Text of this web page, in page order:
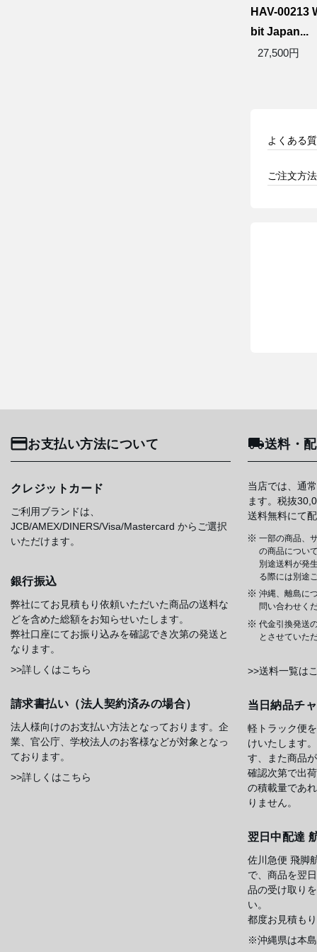
HAV-00213
bit Japan...
27,500円
よくある
ご注文方
お支払い方法について
クレジットカード
ご利用ブランドは、
JCB/AMEX/DINERS/Visa/Mastercard からご選択
いただけます。
銀行振込
弊社にてお見積もり依頼いただいた商品の送料な
どを含めた総額をお知らせいたします。
弊社口座にてお振り込みを確認でき次第の発送と
なります。
>>詳しくはこちら
請求書払い（法人契約済みの場合）
法人様向けのお支払い方法となっております。企
業、官公庁、学校法人のお客様などが対象となっ
ております。
>>詳しくはこちら
送料・
当店では、通
ます。税抜
送料無料にて
一部の商品、
の商品につい
別途送料が発
る際には別途
沖縄、離島に
問い合わせく
代金引換発送
とさせていた
>>送料一覧は
当日納品チ
軽トラック便
けいたします
す、また商品
確認次第で出
の積載量であ
りません。
翌日中配達
佐川急便 飛脚
で、商品を翌
品の受け取り
い。
都度お見積も
※沖縄県は本